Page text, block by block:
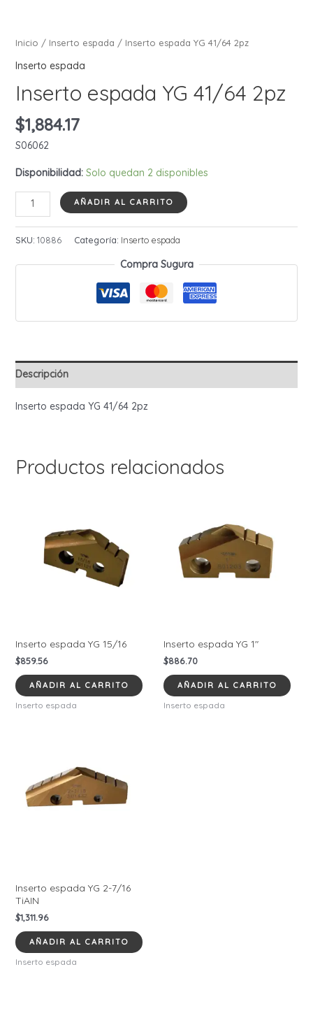
Inicio / Inserto espada / Inserto espada YG 41/64 2pz
Inserto espada
Inserto espada YG 41/64 2pz
$1,884.17
S06062
Disponibilidad: Solo quedan 2 disponibles
Inserto
espada
YG
2pz
AÑADIR AL CARRITO
SKU: 10886 Categoría: Inserto espada
Compra Sugura
Descripción
Inserto espada YG 41/64 2pz
Productos relacionados
Inserto espada YG 15/16
$859.56
AÑADIR AL CARRITO
Inserto espada
Inserto espada YG 1″
$886.70
AÑADIR AL CARRITO
Inserto espada
Inserto espada YG 2-7/16
TiAIN
$1,311.96
AÑADIR AL CARRITO
Inserto espada